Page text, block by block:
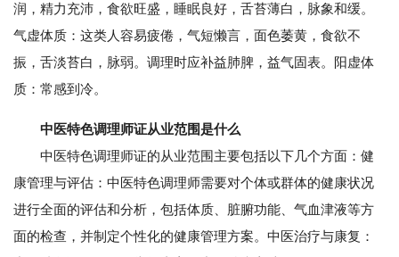
润，精力充沛，食欲旺盛，睡眠良好，舌苔薄白，脉象和缓。
气虚体质：这类人容易疲倦，气短懒言，面色萎黄，食欲不
振，舌淡苔白，脉弱。调理时应补益肺脾，益气固表。阳虚体
质：常感到冷。
中医特色调理师证从业范围是什么
中医特色调理师证的从业范围主要包括以下几个方面：健
康管理与评估：中医特色调理师需要对个体或群体的健康状况
进行全面的评估和分析，包括体质、脏腑功能、气血津液等方
面的检查，并制定个性化的健康管理方案。中医治疗与康复：